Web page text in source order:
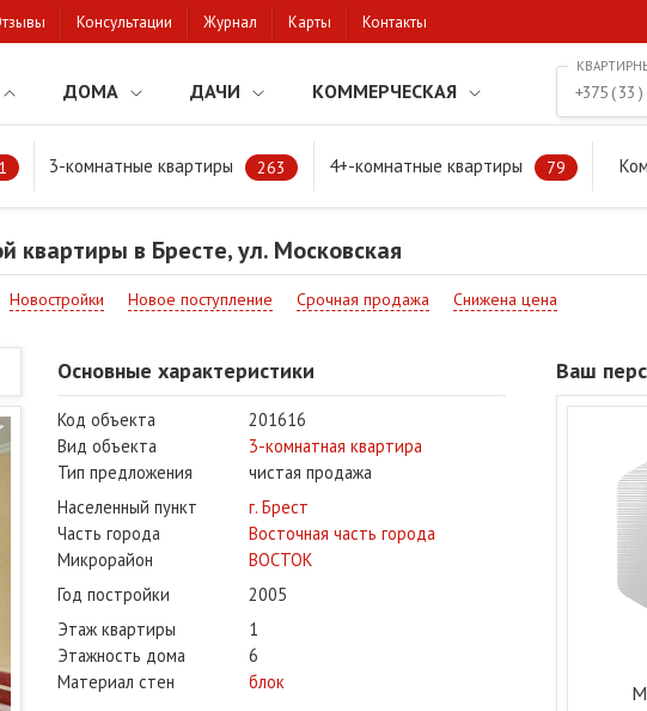
Консультации Журнал Карты Контакты
ДОМА ДАЧИ КОММЕРЧЕСКАЯ
3-комнатные квартиры 263 4+-комнатные квартиры 79
+375 ( 33 )
в Бресте, ул. Московская
квартиры в Бресте, ул. Московская
Новостройки Новое поступление Срочная продажа Снижена цена
Основные характеристики
Код объекта
201616
Вид объекта
3-комнатная квартира
Тип предложения
чистая продажа
Населенный пункт
г. Брест
Часть города
Восточная часть города
Микрорайон
ВОСТОК
Год постройки
2005
Этаж квартиры
1
Этажность дома
6
Материал стен
блок
Ваш